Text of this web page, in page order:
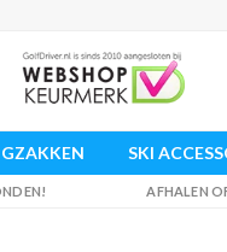
SKI
AFHALEN